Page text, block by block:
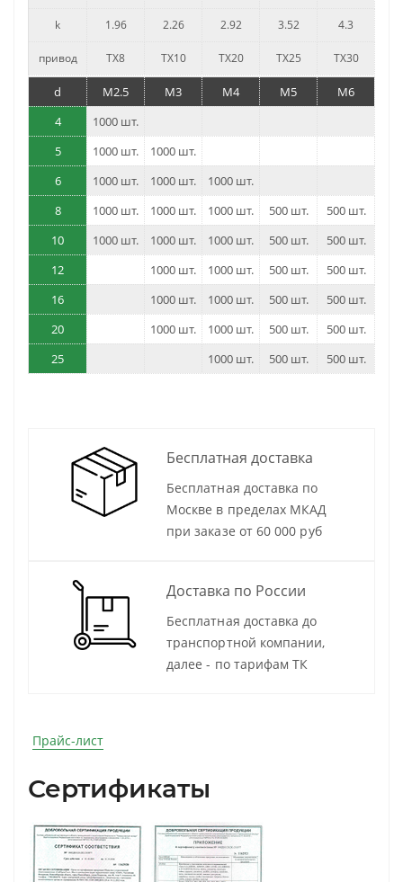
k 1.96 2.26 2.92 3.52 4.3
привод TX8 TX10 TX20 TX25 TX30
d M2.5 M3 M4 M5
M6
4
1000 шт.
5
1000 шт.
1000 шт.
6
1000 шт. 1000 шт.
1000 шт.
8
1000 шт. 1000 шт. 1000 шт. 500 шт.
500 шт.
10
1000 шт. 1000 шт. 1000 шт. 500 шт.
500 шт.
12
1000 шт. 1000 шт. 500 шт.
500 шт.
16
1000 шт. 1000 шт. 500 шт.
500 шт.
20
1000 шт. 1000 шт. 500 шт.
500 шт.
25
1000 шт. 500 шт. 500 шт.
Бесплатная доставка
Бесплатная доставка по
Москве в пределах МКАД
при заказе от 60 000 руб
Доставка по России
Бесплатная доставка до
транспортной компании,
далее - по тарифам ТК
Прайс-лист
Сертификаты